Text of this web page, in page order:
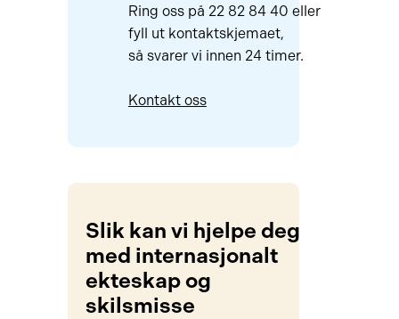
Ring oss på 22 82 84 40 eller
fyll ut kontaktskjemaet,
så svarer vi innen 24 timer.
Kontakt oss
Slik kan vi hjelpe deg
med internasjonalt
ekteskap og
skilsmisse